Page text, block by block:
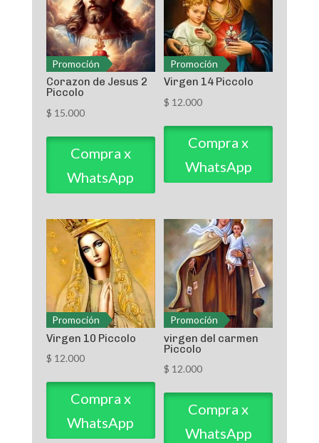
Promoción
Corazon de Jesus 2
Piccolo
$ 15.000
Compra x
WhatsApp
Promoción
Virgen 14 Piccolo
$ 12.000
Compra x
WhatsApp
Promoción
Virgen 10 Piccolo
$ 12.000
Compra x
WhatsApp
Promoción
virgen del carmen
Piccolo
$ 12.000
Compra x
WhatsApp